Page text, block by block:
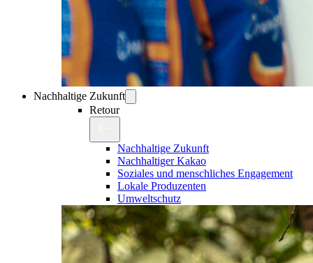
Nachhaltige Zukunft
Retour
Nachhaltige Zukunft
Nachhaltiger Kakao
Soziales und menschliches Engagement
Lokale Produzenten
Umweltschutz